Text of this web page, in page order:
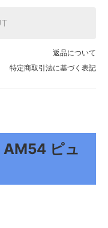
返品について
特定商取引法に基づく表記
ピュ